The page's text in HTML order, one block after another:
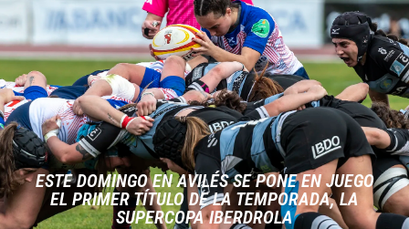
ESTE DOMINGO EN AVILÉS SE PONE EN JUEGO
EL PRIMER TÍTULO DE LA TEMPORADA, LA
SUPERCOPA IBERDROLA